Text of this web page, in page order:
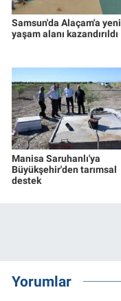
Samsun'da Alaçam'a yeni
yaşam alanı kazandırıldı
Manisa Saruhanlı'ya
Büyükşehir'den tarımsal
destek
Yorumlar